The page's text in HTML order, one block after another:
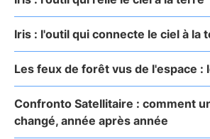
Iris : l'outil qui connecte le ciel à la
Les feux de forêt vus de l'espace :
Confronto Satellitaire : comment
changé, année après année